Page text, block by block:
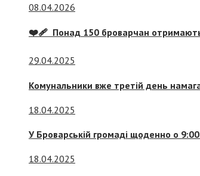
08.04.2026
❤️‍🩹 Понад 150 броварчан
29.04.2025
Комунальники вже третій день
18.04.2025
У Броварській громаді щоденно о
18.04.2025